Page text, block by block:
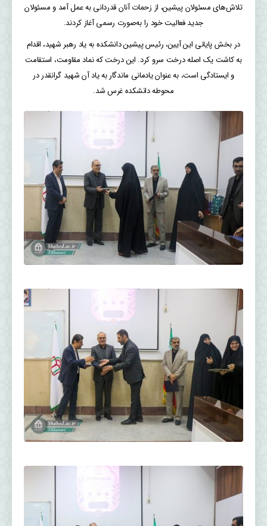
تلاش‌های مسئولان پیشین، از زحمات آنان قدردانی به عمل آمد و مسئولان
جدید فعالیت خود را به‌صورت رسمی آغاز کردند.
در بخش پایانی این آیین، رئیس پیشین دانشکده به یاد رهبر شهید، اقدام
به کاشت یک اصله درخت سرو کرد. این درخت که نماد مقاومت، استقامت
و ایستادگی است، به عنوان یادمانی ماندگار به یاد آن شهید گرانقدر در
محوطه دانشکده غرس شد.